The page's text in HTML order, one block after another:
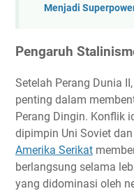
Menjadi
Pengaruh
Setelah Perang Dunia
penting dalam
Perang Dingin. Konflik
dipimpin Uni Soviet
Amerika Serikat
berlangsung selama
yang didominasi oleh